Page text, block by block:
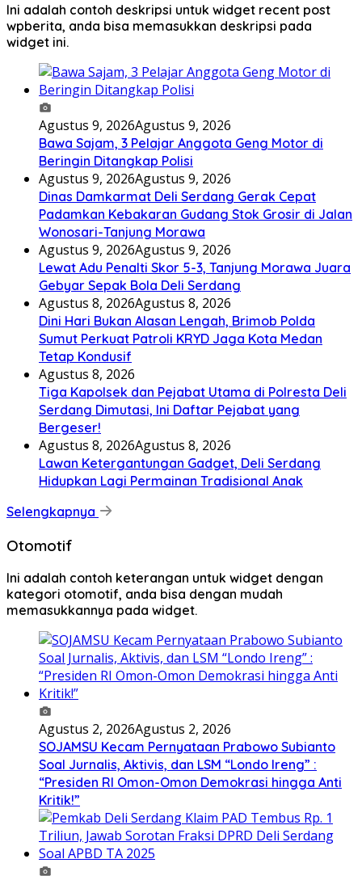
Ini adalah contoh deskripsi untuk widget recent post
wpberita, anda bisa memasukkan deskripsi pada
widget ini.
Agustus 9, 2026Agustus 9, 2026
Bawa Sajam, 3 Pelajar Anggota Geng Motor di
Beringin Ditangkap Polisi
Agustus 9, 2026Agustus 9, 2026
Dinas Damkarmat Deli Serdang Gerak Cepat
Padamkan Kebakaran Gudang Stok Grosir di Jalan
Wonosari-Tanjung Morawa
Agustus 9, 2026Agustus 9, 2026
Lewat Adu Penalti Skor 5-3, Tanjung Morawa Juara
Gebyar Sepak Bola Deli Serdang
Agustus 8, 2026Agustus 8, 2026
Dini Hari Bukan Alasan Lengah, Brimob Polda
Sumut Perkuat Patroli KRYD Jaga Kota Medan
Tetap Kondusif
Agustus 8, 2026
Tiga Kapolsek dan Pejabat Utama di Polresta Deli
Serdang Dimutasi, Ini Daftar Pejabat yang
Bergeser!
Agustus 8, 2026Agustus 8, 2026
Lawan Ketergantungan Gadget, Deli Serdang
Hidupkan Lagi Permainan Tradisional Anak
Selengkapnya
Otomotif
Ini adalah contoh keterangan untuk widget dengan
kategori otomotif, anda bisa dengan mudah
memasukkannya pada widget.
Agustus 2, 2026Agustus 2, 2026
SOJAMSU Kecam Pernyataan Prabowo Subianto
Soal Jurnalis, Aktivis, dan LSM “Londo Ireng” :
“Presiden RI Omon-Omon Demokrasi hingga Anti
Kritik!”